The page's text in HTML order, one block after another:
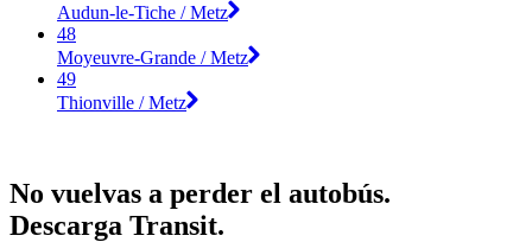
Audun-le-Tiche / Metz
48
Moyeuvre-Grande / Metz
49
Thionville / Metz
No vuelvas a perder el autobús.
Descarga Transit.